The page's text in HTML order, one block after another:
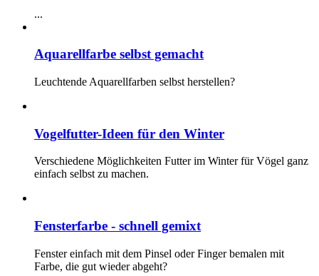
...
Aquarellfarbe selbst gemacht
Leuchtende Aquarellfarben selbst herstellen?
Vogelfutter-Ideen für den Winter
Verschiedene Möglichkeiten Futter im Winter für Vögel ganz
einfach selbst zu machen.
Fensterfarbe - schnell gemixt
Fenster einfach mit dem Pinsel oder Finger bemalen mit
Farbe, die gut wieder abgeht?